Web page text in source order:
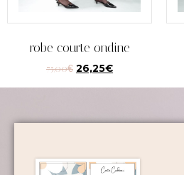
robe courte ondine
75,00€ 26,25€